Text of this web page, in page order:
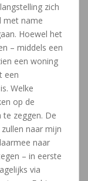
zich
met name
Hoewel het
– middels een
een woning
een
Welke
op de
zeggen. De
naar mijn
naar
– in eerste
via